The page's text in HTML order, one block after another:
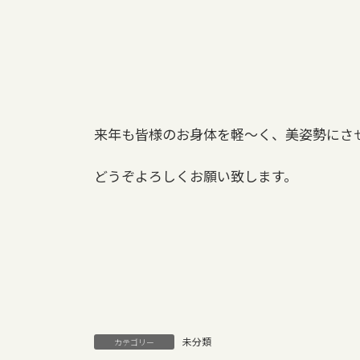
来年も皆様のお身体を軽～く、美姿勢にさ
どうぞよろしくお願い致します。
カテゴリー 未分類